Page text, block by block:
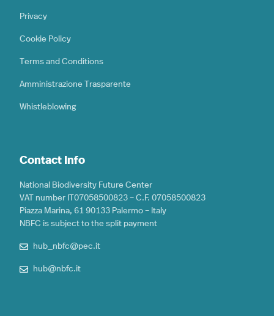
Privacy
Cookie Policy
Terms and Conditions
Amministrazione Trasparente
Whistleblowing
Contact Info
National Biodiversity Future Center
VAT number IT07058500823 – C.F. 07058500823
Piazza Marina, 61 90133 Palermo – Italy
NBFC is subject to the split payment
hub_nbfc@pec.it
hub@nbfc.it